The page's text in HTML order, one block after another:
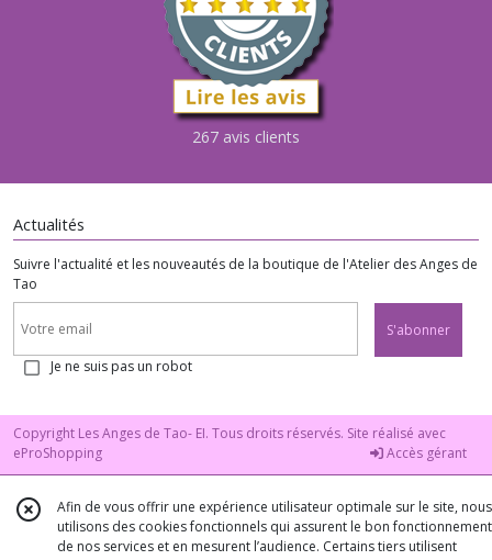
267 avis clients
Actualités
Suivre l'actualité et les nouveautés de la boutique de l'Atelier des Anges de
Tao
S'abonner
Je ne suis pas un robot
Copyright Les Anges de Tao- EI. Tous droits réservés. Site réalisé avec
eProShopping
Accès gérant
Afin de vous offrir une expérience utilisateur optimale sur le site, nous
utilisons des cookies fonctionnels qui assurent le bon fonctionnement
de nos services et en mesurent l’audience. Certains tiers utilisent